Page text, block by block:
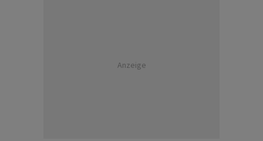
Anzeige